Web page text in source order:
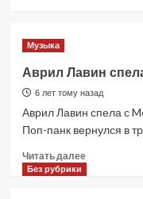
альбом
Музыка
Аврил Лавин
6 лет тому назад
Аврил Лавин спела с
Поп-панк вернулся в
Читать далееПрочитать
Без рубрики